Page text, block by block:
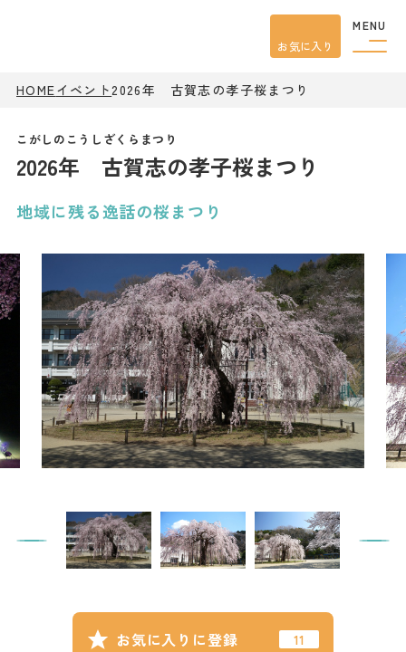
MENU
お気に入り
HOMEイベント2026年 古賀志の孝子桜まつり
2026年 古賀志の孝子桜まつり
お気に入りに登録
地域に残る逸話の桜まつり
観光案内
グルメ
宿泊
アクセス
ピックアップ
はじめての宇都宮
宇都宮市民ライター
記事
市民がおすすめ！餃
子店
撮影支援・
MICE
フィルムコミ
ッション